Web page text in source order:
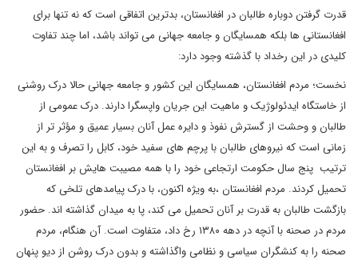
قدرت گرفتن دوباره طالبان در افغانستان، بدترین اتفاقی است که نه تنها برای
افغانستانی ها بلکه همسایگان و جامعه جهانی می تواند باشد، اما چند تفاوت
کلیدی در این رخداد با گذشته وجود دارد:
نخست؛ مردم افغانستان، همسایگان این کشور و جامعه جهانی حالا درک روشنی
از خاستگاه ایدئولوژیک و ماهیت این جریان واپسگرا دارند. درک عمومی از
طالبان و وحشت از گسترش نفوذ و دایره عمل آنان بسیار عمیق و مؤثر تر از
زمانی است که نیروهای طالبان با پرچم های سفید خود، کابل را تصرف و به این
ترتیب پنج سال حکومت ارتجاعی خود را با همه مصیبت هایش بر افغانستان
تحمیل کردند. مردم افغانستان ،به ویژه اکنون، با درک پیامدهای تلخی که
بازگشت طالبان به قدرت بر آنان تحمیل می کند، پا به میدان گذاشته اند. حضور
مردم در صحنه با آنچه در دهه ۱۳۸۰ رخ داد، متفاوت است. آن هنگام، مردم
صحنه را به کنشگران سیاسی و نظامی واگذاشته و بدون درک روشن از دیو پنهان